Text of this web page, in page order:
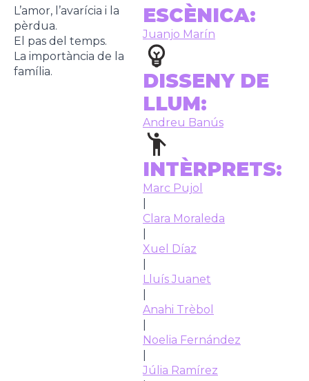
L’amor, l’avarícia i la
pèrdua.
El pas del temps.
La importància de la
família.
ESCÈNICA:
Juanjo Marín
DISSENY DE
LLUM:
Andreu Banús
INTÈRPRETS:
Marc Pujol
Clara Moraleda
Xuel Díaz
Lluís Juanet
Anahi Trèbol
Noelia Fernández
Júlia Ramírez